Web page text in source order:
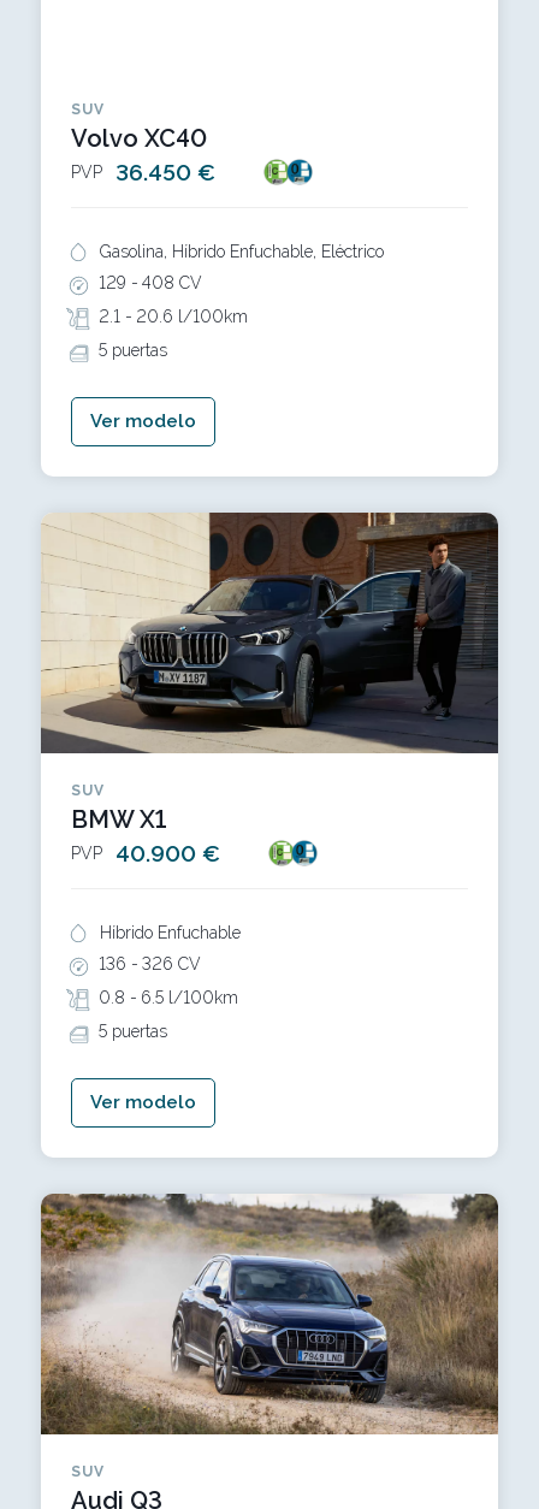
SUV
Volvo XC40
PVP 36.450 €
Gasolina, Híbrido Enfuchable, Eléctrico
129 - 408 CV
2.1 - 20.6 l/100km
5 puertas
Ver modelo
SUV
BMW X1
PVP 40.900 €
Híbrido Enfuchable
136 - 326 CV
0.8 - 6.5 l/100km
5 puertas
Ver modelo
SUV
Audi Q3